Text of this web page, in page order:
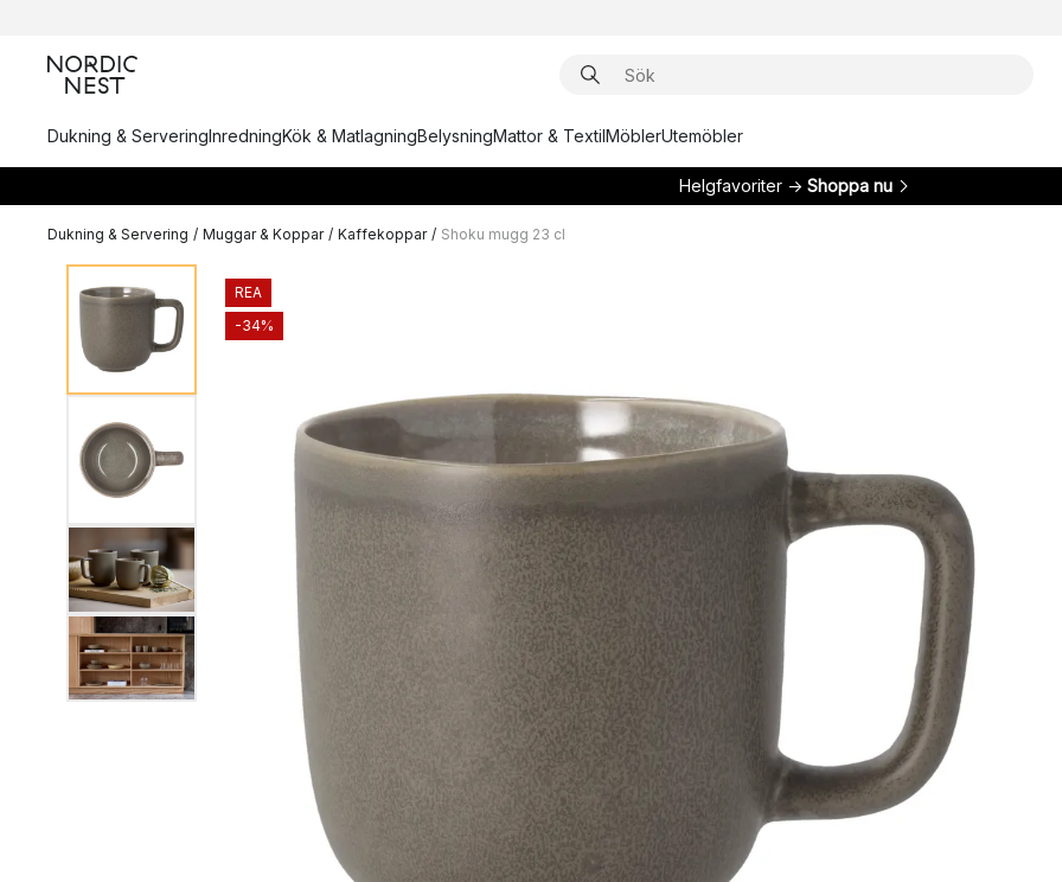
Dukning & ServeringInredningKök & MatlagningBelysningMattor & TextilMöblerUtemöbler
Helgfavoriter → Shoppa nu
Dukning & Servering / Muggar & Koppar / Kaffekoppar / Shoku mugg 23 cl
REA
-34%